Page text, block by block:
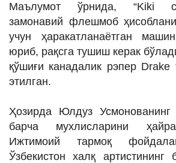
Маълумот ўрнида, “Kiki
замонавий флешмоб
учун ҳаракатланаётган
юриб, рақсга тушиш керак
қўшиғи канадалик рэпер
этилган.
Ҳозирда Юлдуз Усмонованинг
барча мухлисларини
Ижтимоий тармоқ
Ўзбекистон халқ артистининг